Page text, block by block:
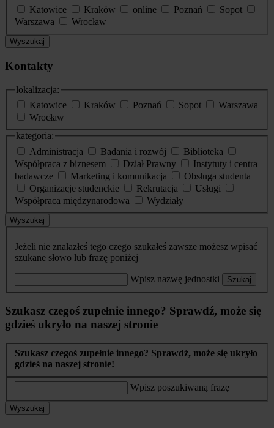
Katowice
Kraków online Poznań
Sopot
Warszawa
Wrocław
Wyszukaj
Kontakty
lokalizacja:
Katowice
Kraków Poznań Sopot
Warszawa
Wrocław
kategoria:
Administracja
Badania i rozwój
Biblioteka
Współpraca z biznesem
Dział Prawny
Instytuty i centra
badawcze
Marketing i komunikacja
Obsługa studenta
Organizacje studenckie
Rekrutacja
Usługi
Współpraca międzynarodowa
Wydziały
Wyszukaj
Jeżeli nie znalazłeś tego czego szukałeś zawsze możesz wpisać
szukane słowo lub frazę poniżej
Wpisz nazwę jednostki Szukaj
Szukasz czegoś zupełnie innego? Sprawdź, może się
gdzieś ukryło na naszej stronie
Szukasz czegoś zupełnie innego? Sprawdź, może się ukryło
gdzieś na naszej stronie!
Wpisz poszukiwaną frazę
Wyszukaj